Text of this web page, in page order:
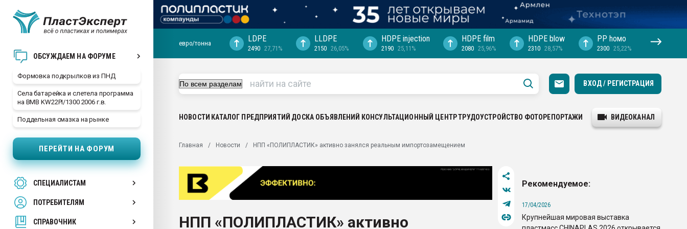
ОБСУЖДАЕМ НА ФОРУМЕ
Формовка подкрылков из ПНД
Села батарейка и слетела программа
на BMB KW22PI/1300 2006 г.в.
Поддельная смазка на рынке
ПЕРЕЙТИ НА ФОРУМ
СПЕЦИАЛИСТАМ
ПОТРЕБИТЕЛЯМ
СПРАВОЧНИК
29.07.2026 ФРП помог "Ижевскому
Вакуум-формовочные машины:
28.07.2026 Автоматизация выходит на
первый план в переработке
пластмасс
ситуацией на строительном рынке
евро/тонна LDPE
2490 27,71%
LLDPE
2150 26,05%
HDPE injection
2190 25,11%
HDPE film
2080 25,96%
HDPE blow
2310 28,57%
PP hомо
2300 25,22%
ВХОД / РЕГИСТРАЦИЯ
НОВОСТИ КАТАЛОГ ПРЕДПРИЯТИЙ ДОСКА ОБЪЯВЛЕНИЙ КОНСУЛЬТАЦИОННЫЙ ЦЕНТРТРУДОУСТРОЙСТВО ФОТОРЕПОРТАЖИ ВИДЕОКАНАЛ
Главная Новости НПП «ПОЛИПЛАСТИК» активно занялся реальным импортозамещением
НПП «ПОЛИПЛАСТИК» активно
Рекомендуемое:
17/04/2026
Крупнейшая мировая выставка